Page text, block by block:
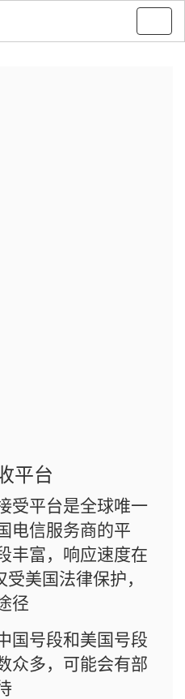
平台
受平台是全球唯一
电信服务商的平
丰富，响应速度在
美国法律保护，
径
国号段和美国号段
众多，可能会有部